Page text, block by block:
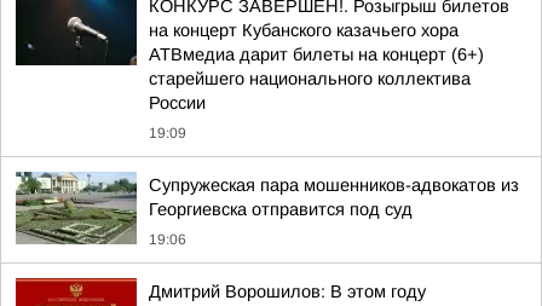
КОНКУРС ЗАВЕРШЁН!. Розыгрыш билетов
на концерт Кубанского казачьего хора
АТВмедиа дарит билеты на концерт (6+)
старейшего национального коллектива
России
19:09
Супружеская пара мошенников-адвокатов из
Георгиевска отправится под суд
19:06
Дмитрий Ворошилов: В этом году